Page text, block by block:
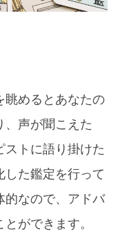
眺めるとあなたの
、声が聞こえた
ストに語り掛けた
した鑑定を行って
的なので、アドバ
ができます。